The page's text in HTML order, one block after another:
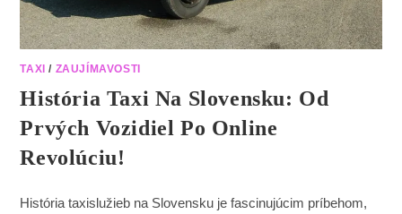
TAXI / ZAUJÍMAVOSTI
História Taxi Na Slovensku: Od
Prvých Vozidiel Po Online
Revolúciu!
História taxislužieb na Slovensku je fascinujúcim príbehom,